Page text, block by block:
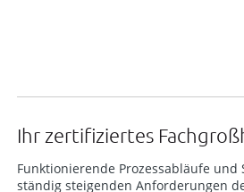
Ihr zertifiziertes
Funktionierende Prozessabläufe
ständig steigenden Anforderungen